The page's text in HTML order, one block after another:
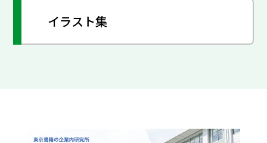
イラスト集